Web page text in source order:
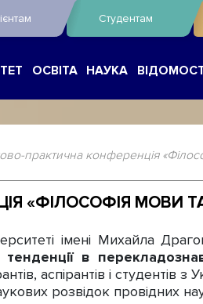
Студентам
ОСВІТА НАУКА
практична конференція
«ФІЛОСОФІЯ МОВИ ТА
імені Михайла
в
аспірантів і студентів
розвідок провідних